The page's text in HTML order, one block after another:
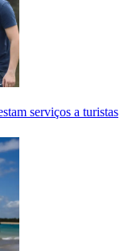
serviços a turistas